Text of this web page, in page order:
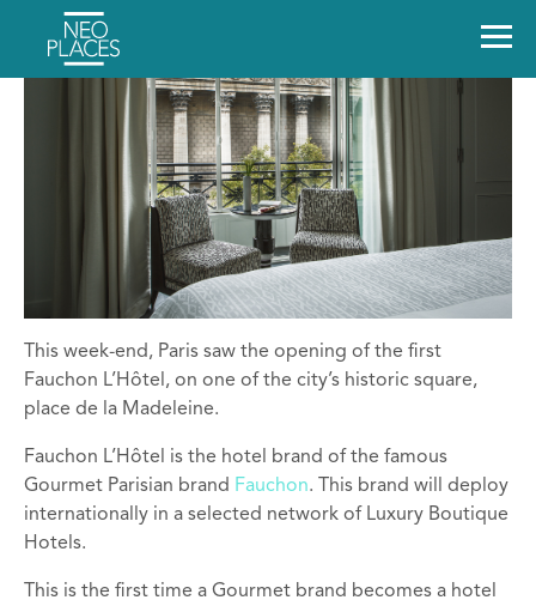
This week-end, Paris saw the opening of the first
Fauchon L’Hôtel, on one of the city’s historic square,
place de la Madeleine.
Fauchon L’Hôtel is the hotel brand of the famous
Gourmet Parisian brand Fauchon. This brand will deploy
internationally in a selected network of Luxury Boutique
Hotels.
This is the first time a Gourmet brand becomes a hotel